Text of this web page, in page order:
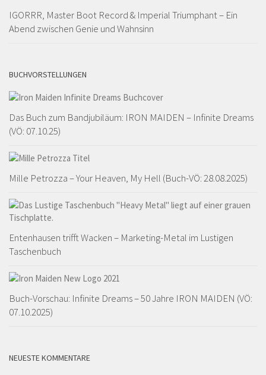
IGORRR, Master Boot Record & Imperial Triumphant – Ein
Abend zwischen Genie und Wahnsinn
BUCHVORSTELLUNGEN
Das Buch zum Bandjubiläum: IRON MAIDEN – Infinite Dreams
(VÖ: 07.10.25)
Mille Petrozza – Your Heaven, My Hell (Buch-VÖ: 28.08.2025)
Entenhausen trifft Wacken – Marketing-Metal im Lustigen
Taschenbuch
Buch-Vorschau: Infinite Dreams – 50 Jahre IRON MAIDEN (VÖ:
07.10.2025)
NEUESTE KOMMENTARE